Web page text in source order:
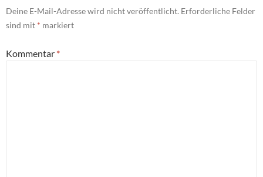
Deine E-Mail-Adresse wird nicht veröffentlicht. Erforderliche Felder
sind mit * markiert
Kommentar *